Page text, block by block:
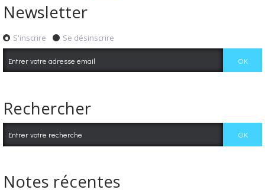
Newsletter
S'inscrire Se désinscrire
Rechercher
Notes récentes